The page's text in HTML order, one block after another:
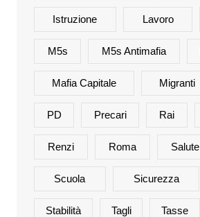
Istruzione Lavoro
M5s M5s Antimafia
Mafia Capitale Migranti
PD Precari Rai
Renzi Roma Salute
Scuola Sicurezza
Stabilità Tagli Tasse